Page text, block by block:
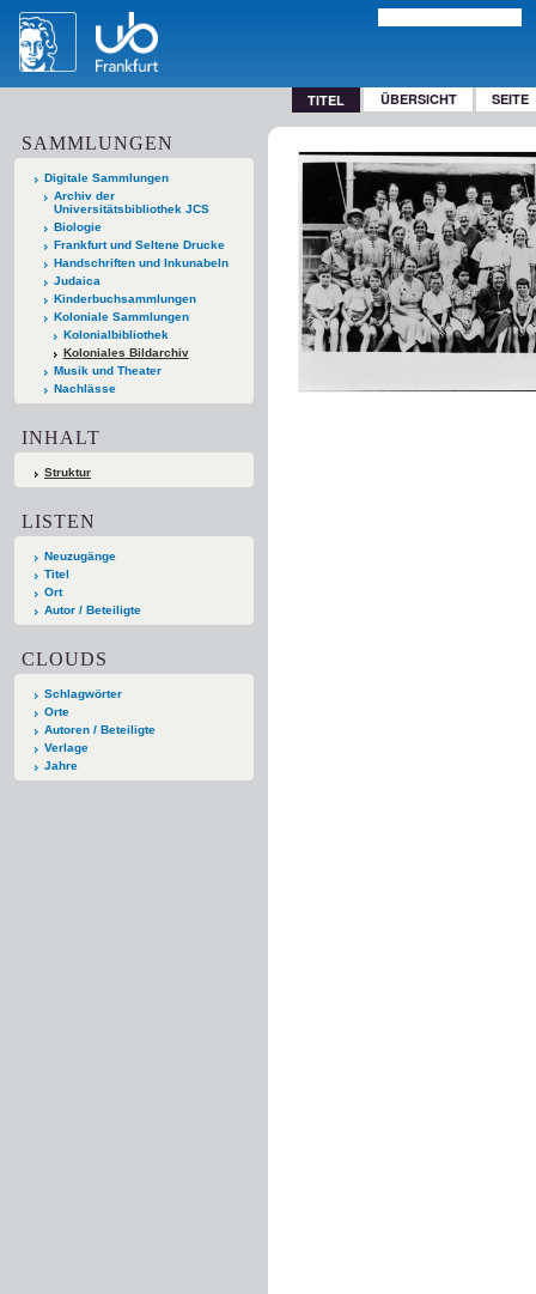
TITEL ÜBERSICHT SEITE
SAMMLUNGEN
Digitale Sammlungen
Archiv der
Universitätsbibliothek JCS
Biologie
Frankfurt und Seltene Drucke
Handschriften und Inkunabeln
Judaica
Kinderbuchsammlungen
Koloniale Sammlungen
Kolonialbibliothek
Koloniales Bildarchiv
Musik und Theater
Nachlässe
INHALT
Struktur
LISTEN
Neuzugänge
Titel
Ort
Autor / Beteiligte
CLOUDS
Schlagwörter
Orte
Autoren / Beteiligte
Verlage
Jahre